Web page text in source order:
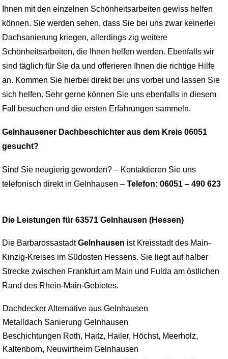
Ihnen mit den einzelnen Schönheitsarbeiten gewiss helfen
können. Sie werden sehen, dass Sie bei uns zwar keinerlei
Dachsanierung kriegen, allerdings zig weitere
Schönheitsarbeiten, die Ihnen helfen werden. Ebenfalls wir
sind täglich für Sie da und offerieren Ihnen die richtige Hilfe
an. Kommen Sie hierbei direkt bei uns vorbei und lassen Sie
sich helfen. Sehr gerne können Sie uns ebenfalls in diesem
Fall besuchen und die ersten Erfahrungen sammeln.
Gelnhausener Dachbeschichter aus dem Kreis 06051
gesucht?
Sind Sie neugierig geworden? – Kontaktieren Sie uns
telefonisch direkt in Gelnhausen – Telefon: 06051 – 490 623
Die Leistungen für 63571 Gelnhausen (Hessen)
Die BarbarossastadtGelnhausen ist Kreisstadt des Main-
Kinzig-Kreises im Südosten Hessens. Sie liegt auf halber
Strecke zwischen Frankfurt am Main und Fulda am östlichen
Rand des Rhein-Main-Gebietes.
Dachdecker Alternative aus Gelnhausen
Metalldach Sanierung Gelnhausen
Beschichtungen Roth, Haitz, Hailer, Höchst, Meerholz,
Kaltenborn, Neuwirtheim Gelnhausen